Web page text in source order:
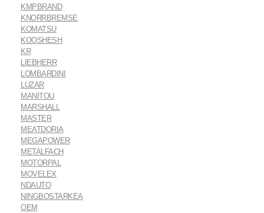
KMPBRAND
KNORRBREMSE
KOMATSU
KOOSHESH
KR
LIEBHERR
LOMBARDINI
LUZAR
MANITOU
MARSHALL
MASTER
MEATDORIA
MEGAPOWER
METALFACH
MOTORPAL
MOVELEX
NDAUTO
NINGBOSTARKEA
OEM